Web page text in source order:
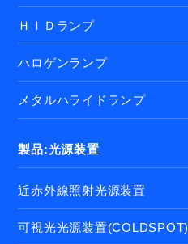
ＨＩＤランプ
ハロゲンランプ
メタルハライドランプ
製品:光源装置
近赤外線照射光源装置
可視光光源装置(COLDSPOT)